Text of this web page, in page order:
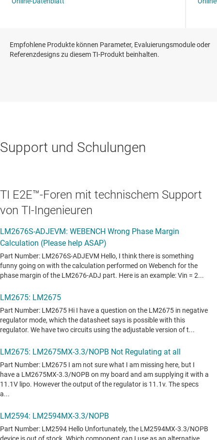
Empfohlene Produkte können Parameter, Evaluierungsmodule oder
Referenzdesigns zu diesem TI-Produkt beinhalten.
Support und Schulungen
TI E2E™-Foren mit technischem Support
von TI-Ingenieuren